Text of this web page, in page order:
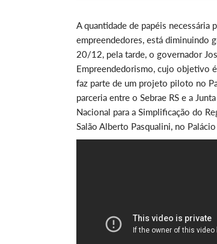
A quantidade de papéis necessária
empreendedores, está diminuindo
20/12, pela tarde, o governador
Empreendedorismo, cujo objetivo
faz parte de um projeto piloto no
parceria entre o Sebrae RS e a
Nacional para a Simplificação do
Salão Alberto Pasqualini, no